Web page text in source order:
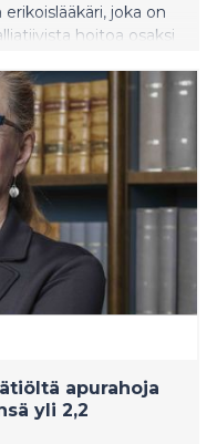
joka on
hoitoa osaksi
apurahoja
yli 2,2